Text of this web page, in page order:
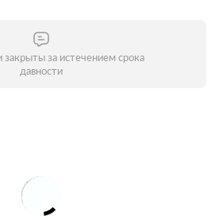
закрыты за истечением срока
давности